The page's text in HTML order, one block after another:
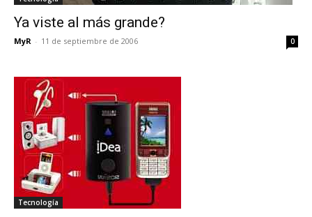
Ya viste al más grande?
MyR - 11 de septiembre de 2006 0
Tecnología